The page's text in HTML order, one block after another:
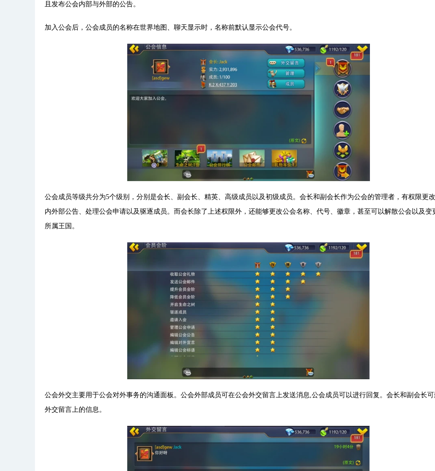
且发布公会内部与外部的公告。
加入公会后，公会成员的名称在世界地图、聊天显示时，名称前默认显示公会代号。
公会成员等级共分为5个级别，分别是会长、副会长、精英、高级成员以及初级成员。会长和副会长作为公会的管理者，有权限更
内外部公告、处理公会申请以及驱逐成员。而会长除了上述权限外，还能够更改公会名称、代号、徽章，甚至可以解散公会以及变
所属王国。
公会外交主要用于公会对外事务的沟通面板。公会外部成员可在公会外交留言上发送消息,公会成员可以进行回复。会长和副会长可
外交留言上的信息。